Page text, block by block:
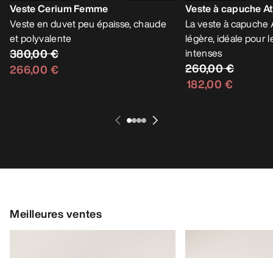
Veste Cerium Femme
Veste en duvet peu épaisse, chaude
et polyvalente
380,00 €
266,00 €
Veste à capuche
La veste à capuche
légère, idéale pour
intenses
260,00 €
182,00 €
Meilleures ventes